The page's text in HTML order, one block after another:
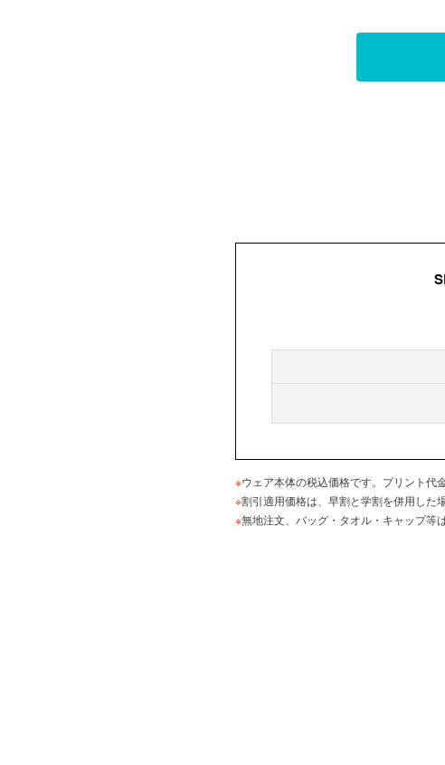
※ウェア本体の税込価格です。プリント代
※割引適用価格は、早割と学割を併用した
※無地注文、バッグ・タオル・キャップ等